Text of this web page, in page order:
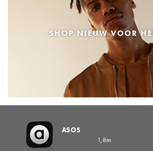
SHOP NIEUW VOOR
ASOS
1,8m